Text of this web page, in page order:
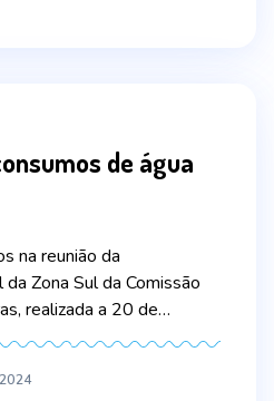
de água
na reunião da
Zona Sul da Comissão
realizada a 20 de
uma redução dos
se uma redução de 9,6%